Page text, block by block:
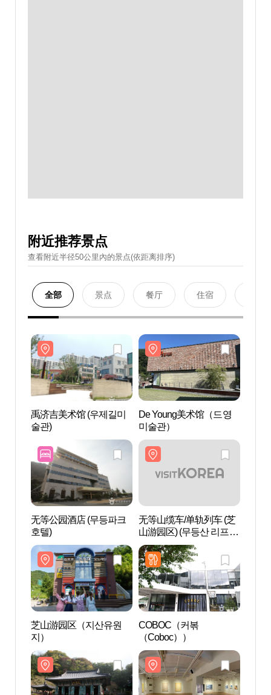
附近推荐景点
查看附近半径50公里內的景点(依距离排序)
全部 景点 餐厅 住宿
禹济吉美术馆 (우제길미
술관)
De Young美术馆（드영
미술관）
无等公园酒店 (무등파크
호텔)
无等山缆车/单轨列车 (芝
山游园区) (무등산 리프트
모노레일 (지산유원지))
芝山游园区（지산유원
지）
COBOC（커볶
（Coboc））